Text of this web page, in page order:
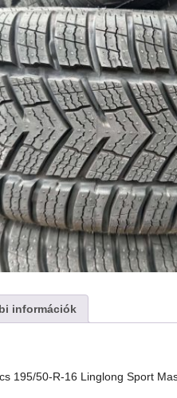
információk
195/50-R-16 Linglong Sport